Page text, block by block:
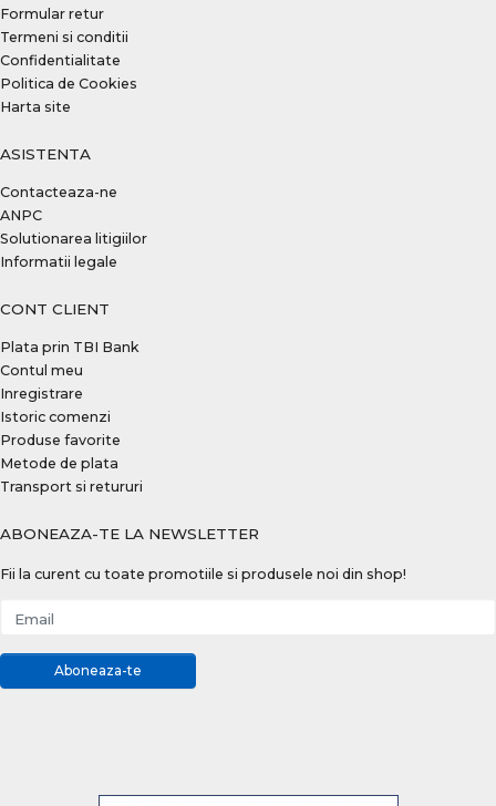
Formular retur
Termeni si conditii
Confidentialitate
Politica de Cookies
Harta site
ASISTENTA
Contacteaza-ne
ANPC
Solutionarea litigiilor
Informatii legale
CONT CLIENT
Plata prin TBI Bank
Contul meu
Inregistrare
Istoric comenzi
Produse favorite
Metode de plata
Transport si retururi
ABONEAZA-TE LA NEWSLETTER
Fii la curent cu toate promotiile si produsele noi din shop!
Email
Aboneaza-te